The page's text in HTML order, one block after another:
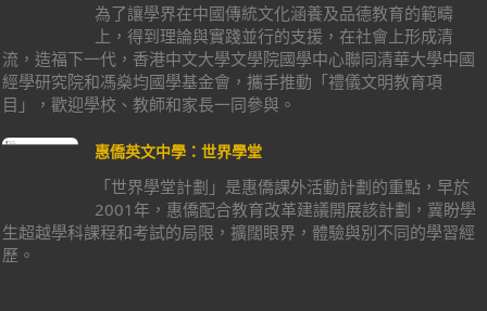
為了讓學界在中國傳統文化涵養及品德教育的範疇
上，得到理論與實踐並行的支援，在社會上形成清
流，造福下一代，香港中文大學文學院國學中心聯同清華大學中國
經學研究院和馮燊均國學基金會，攜手推動「禮儀文明教育項
目」，歡迎學校、教師和家長一同參與。
惠僑英文中學：世界學堂
「世界學堂計劃」是惠僑課外活動計劃的重點，早於
2001年，惠僑配合教育改革建議開展該計劃，冀盼學
生超越學科課程和考試的局限，擴闊眼界，體驗與別不同的學習經
歷。